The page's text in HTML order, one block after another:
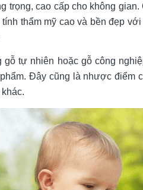
trọng, cao cấp cho không
tính thẩm mỹ cao và bền đẹp
gỗ tự nhiên hoặc gỗ công
Đây cũng là nhược điểm